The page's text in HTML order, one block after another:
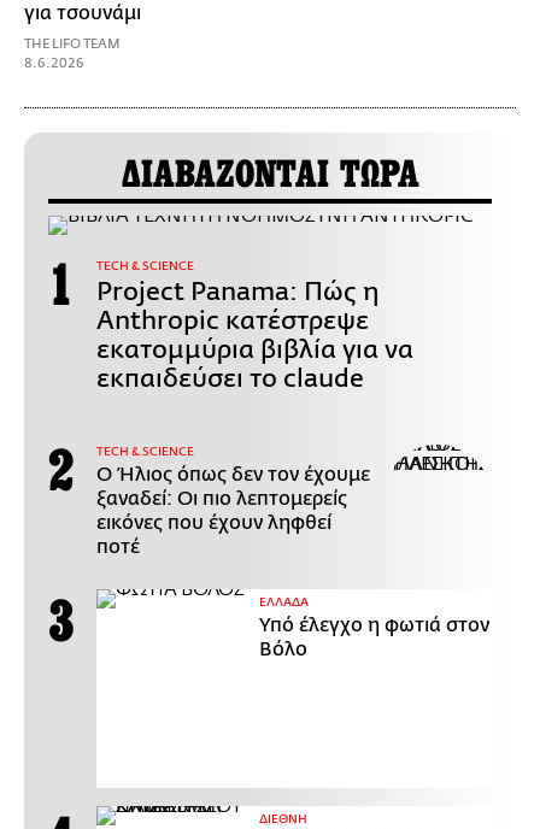
για τσουνάμι
THE LIFO TEAM
8.6.2026
ΔΙΑΒΑΖΟΝΤΑΙ ΤΩΡΑ
ΤECH & SCIENCE
Project Panama: Πώς η
Anthropic κατέστρεψε
εκατομμύρια βιβλία για να
εκπαιδεύσει το claude
ΤECH & SCIENCE
Ο Ήλιος όπως δεν τον έχουμε
ξαναδεί: Οι πιο λεπτομερείς
εικόνες που έχουν ληφθεί
ποτέ
ΕΛΛΑΔΑ
Υπό έλεγχο η φωτιά στον
Βόλο
ΔΙΕΘΝΗ